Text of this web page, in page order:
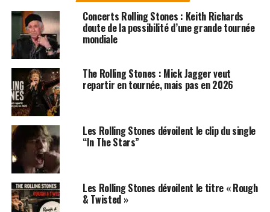
La billetterie doit ouvrir le vendredi 22 mai 2026 à
11h00, avec des tarifs annoncés entre176 € et 220 €.
Des prix élevés, mais cohérents avec la rareté de
l’événement et le prestige de l’artiste. Pour les fans
français des Rolling Stones, cette date parisienne
pourrait devenir l’un des grands rendez-vous rock de la
rentrée 2026.
Un musicien au cœur de
l’histoire du rock britannique
Ronnie Wood occupe une place particulière dans
l’histoire du rock. Avant d’intégrer les Rolling Stones, il
s’est imposé avec The Faces
Concerts Rolling Stones : Keith Richards
doute de la possibilité d’une grande tournée
mondiale
The Rolling Stones : Mick Jagger veut
repartir en tournée, mais pas en 2026
Les Rolling Stones dévoilent le clip du single
“In The Stars”
Les Rolling Stones dévoilent le titre « Rough
& Twisted »